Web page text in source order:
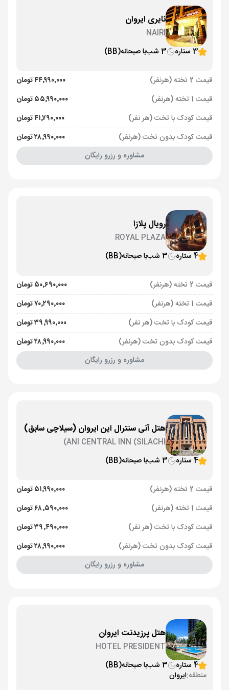
نایری ایروان
NAIRI
3 ستاره
3 شب با صبحانه(BB)
قیمت 2 تخته (هرنفر)
۴۴٬۹۹۰٬۰۰۰ تومان
قیمت 1 تخته (هرنفر)
۵۵٬۹۹۰٬۰۰۰ تومان
قیمت کودک با تخت (هر نفر)
۴۱٬۷۹۰٬۰۰۰ تومان
قیمت کودک بدون تخت (هرنفر)
۲۸٬۹۹۰٬۰۰۰ تومان
مشاوره و رزرو رایگان
رویال پلازا
ROYAL PLAZA
4 ستاره
3 شب با صبحانه(BB)
قیمت 2 تخته (هرنفر)
۵۰٬۶۹۰٬۰۰۰ تومان
قیمت 1 تخته (هرنفر)
۷۰٬۲۹۰٬۰۰۰ تومان
قیمت کودک با تخت (هر نفر)
۳۹٬۹۹۰٬۰۰۰ تومان
قیمت کودک بدون تخت (هرنفر)
۲۸٬۹۹۰٬۰۰۰ تومان
مشاوره و رزرو رایگان
هتل آنی سنترال این ایروان (سیلاچی سابق)
ANI CENTRAL INN (SILACHI)
4 ستاره
3 شب با صبحانه(BB)
قیمت 2 تخته (هرنفر)
۵۱٬۹۹۰٬۰۰۰ تومان
قیمت 1 تخته (هرنفر)
۶۸٬۵۹۰٬۰۰۰ تومان
قیمت کودک با تخت (هر نفر)
۳۹٬۴۹۰٬۰۰۰ تومان
قیمت کودک بدون تخت (هرنفر)
۲۸٬۹۹۰٬۰۰۰ تومان
مشاوره و رزرو رایگان
هتل پرزیدنت ایروان
HOTEL PRESIDENT
4 ستاره
3 شب با صبحانه(BB)
منطقه:ایروان